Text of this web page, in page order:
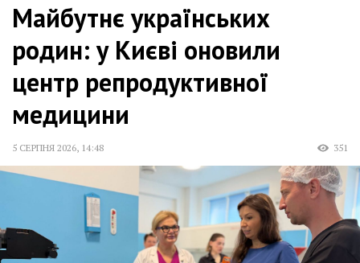
Майбутнє українських
родин: у Києві оновили
центр репродуктивної
медицини
5 СЕРПНЯ 2026, 14:48 351